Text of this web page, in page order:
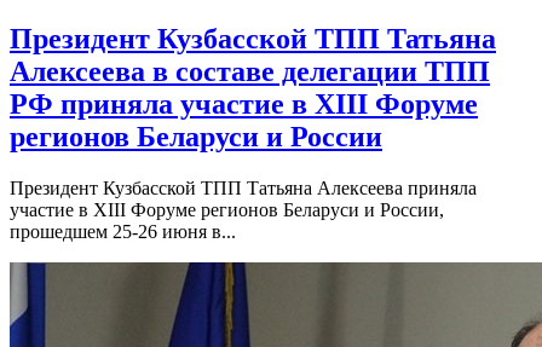
Президент Кузбасской ТПП Татьяна
Алексеева в составе делегации ТПП
РФ приняла участие в XIII Форуме
регионов Беларуси и России
Президент Кузбасской ТПП Татьяна Алексеева приняла
участие в XIII Форуме регионов Беларуси и России,
прошедшем 25-26 июня в...